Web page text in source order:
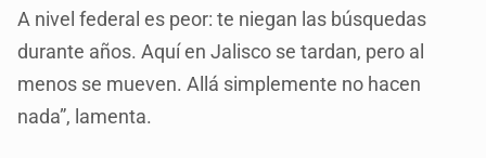
A nivel federal es peor: te niegan las búsquedas
durante años. Aquí en Jalisco se tardan, pero al
menos se mueven. Allá simplemente no hacen
nada”, lamenta.